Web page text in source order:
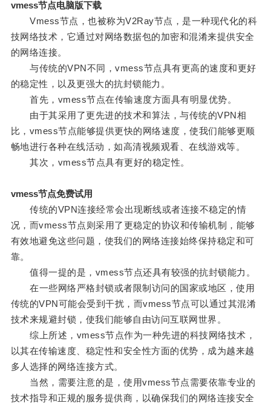
vmess节点电脑版下载
Vmess节点，也被称为V2Ray节点，是一种现代化的科
技网络技术，它通过对网络数据包的加密和混淆来提供安全
的网络连接。
与传统的VPN不同，vmess节点具有更高的速度和更好
的稳定性，以及更强大的抗封锁能力。
首先，vmess节点在传输速度方面具有明显优势。
由于其采用了更先进的技术和算法，与传统的VPN相
比，vmess节点能够提供更快的网络速度，使我们能够更顺
畅地进行各种在线活动，如高清视频观看、在线游戏等。
其次，vmess节点具有更好的稳定性。
vmess节点免费试用
传统的VPN连接经常会出现断线或者连接不稳定的情
况，而vmess节点则采用了更稳定的协议和传输机制，能够
有效地避免这些问题，使我们的网络连接始终保持稳定和可
靠。
值得一提的是，vmess节点还具有较强的抗封锁能力。
在一些网络严格封锁或者限制访问的国家或地区，使用
传统的VPN可能会受到干扰，而vmess节点可以通过其混淆
技术来规避封锁，使我们能够自由访问互联网世界。
综上所述，vmess节点作为一种先进的科技网络技术，
以其在传输速度、稳定性和安全性方面的优势，成为越来越
多人选择的网络连接方式。
当然，需要注意的是，使用vmess节点需要依靠专业的
技术指导和正规的服务提供商，以确保我们的网络连接安全